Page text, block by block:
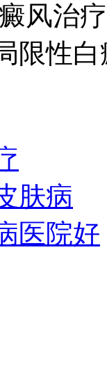
风治
限性
肤病
医院好